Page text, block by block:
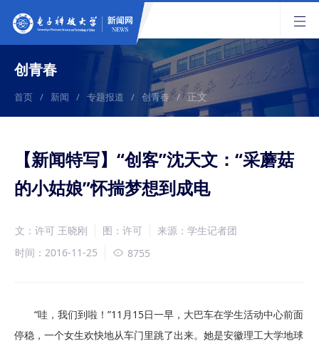
创青春
首页 / 新闻 / 专题报道 / 创青春 / 正文
【新闻特写】“创客”沈天文：“采蘑菇
的小姑娘”怀揣梦想到成电
文：许可 王晓刚 图：许可
来源：学生记者团
时间：2016-11-25
8755
“哇，我们到啦！”11月15日一早， 大巴车在学生活动中心前面
停稳，一个女生欢快地从车门里跳了出来。她是安徽理工大学地球